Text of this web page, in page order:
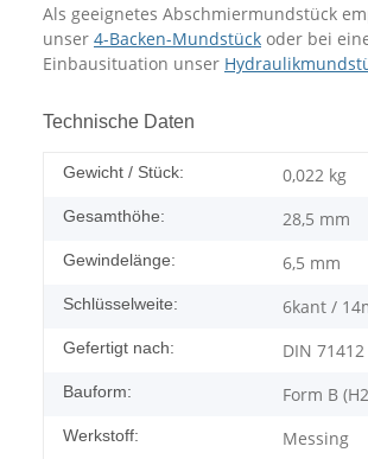
Als geeignetes Abschmiermundstück
unser 4-Backen-Mundstück oder bei
Einbausituation unser
Technische Daten
Gewicht / Stück: 0,022 kg
Gesamthöhe: 28,5 mm
Gewindelänge: 6,5 mm
Schlüsselweite: 6kant /
Gefertigt nach: DIN 71412
Bauform: Form B
Werkstoff: Messing